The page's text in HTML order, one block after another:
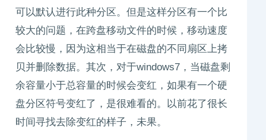
可以默认进行此种分区。但是这样分区有一个比
较大的问题，在跨盘移动文件的时候，移动速度
会比较慢，因为这相当于在磁盘的不同扇区上拷
贝并删除数据。其次，对于windows7，当磁盘剩
余容量小于总容量的时候会变红，如果有一个硬
盘分区符号变红了，是很难看的。以前花了很长
时间寻找去除变红的样子，未果。